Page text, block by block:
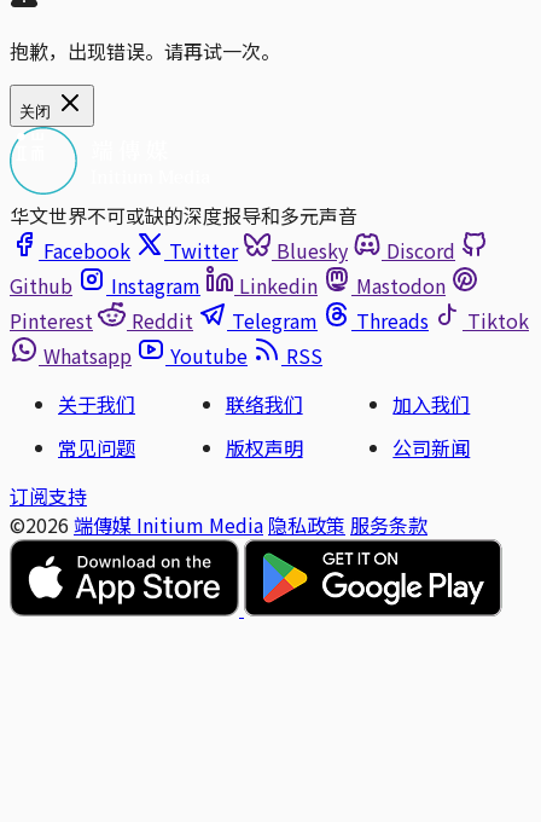
抱歉，出现错误。请再试一次。
关闭
华文世界不可或缺的深度报导和多元声音
Facebook
Twitter Bluesky
Discord
Github
Instagram Linkedin
Mastodon
Pinterest
Reddit Telegram Threads
Tiktok
Whatsapp
Youtube
RSS
关于我们
联络我们
加入我们
常见问题
版权声明
公司新闻
订阅支持
©2026 端傳媒 Initium Media 隐私政策 服务条款